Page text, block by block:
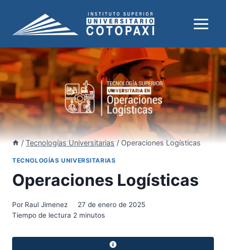
contenido
/ Tecnologías Universitarias / Operaciones Logísticas
TECNOLOGÍAS UNIVERSITARIAS
Operaciones Logísticas
Por Raul Jimenez
27 de enero de 2025
Tiempo de lectura 2 minutos